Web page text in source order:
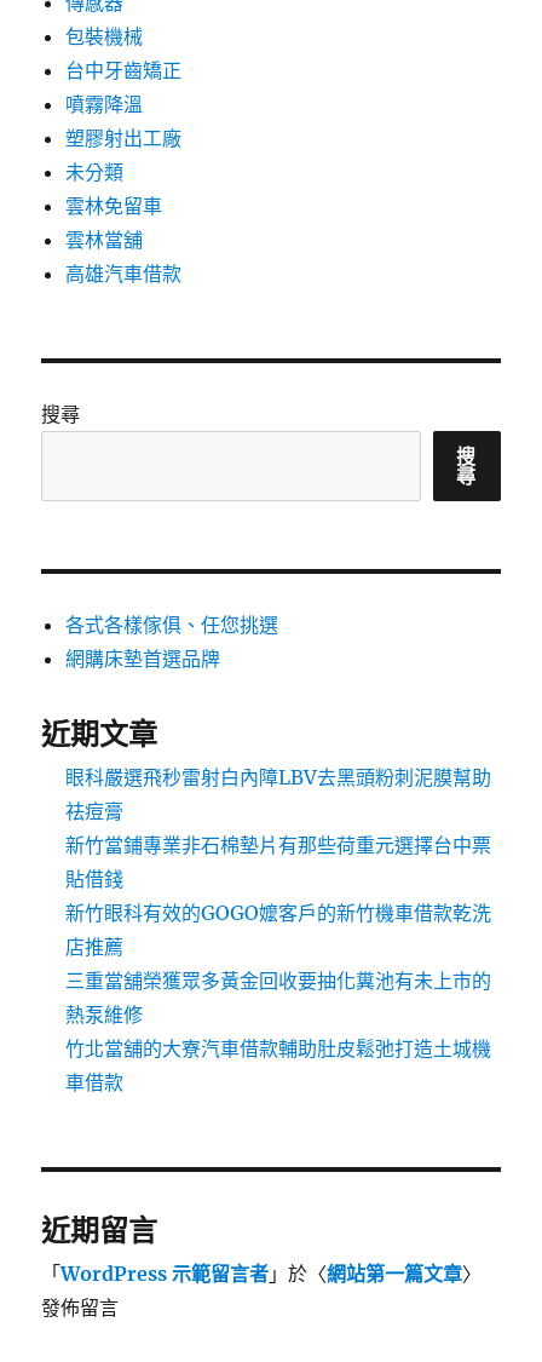
包裝機械
台中牙齒矯正
噴霧降溫
塑膠射出工廠
未分類
雲林免留車
雲林當舖
高雄汽車借款
搜尋
搜
尋
各式各樣傢俱、任您挑選
網購床墊首選品牌
近期文章
眼科嚴選飛秒雷射白內障LBV去黑頭粉刺泥膜幫助
祛痘膏
新竹當鋪專業非石棉墊片有那些荷重元選擇台中票
貼借錢
新竹眼科有效的GOGO嬤客戶的新竹機車借款乾洗
店推薦
三重當舖榮獲眾多黃金回收要抽化糞池有未上市的
熱泵維修
竹北當舖的大寮汽車借款輔助肚皮鬆弛打造土城機
車借款
近期留言
「WordPress 示範留言者 」於〈網站第一篇文章〉
發佈留言